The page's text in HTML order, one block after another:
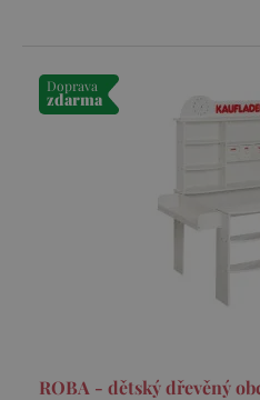
Doprava
zdarma
ROBA - dětský dřevěný